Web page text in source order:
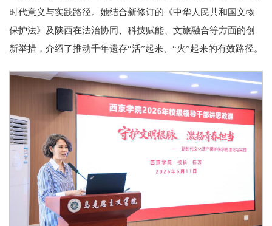
时代意义与实践路径。她结合新修订的《中华人民共和国文物
保护法》及陕西在法治协同、科技赋能、文旅融合等方面的创
新举措，介绍了推动千年遗存“活”起来、“火”起来的有效路径。